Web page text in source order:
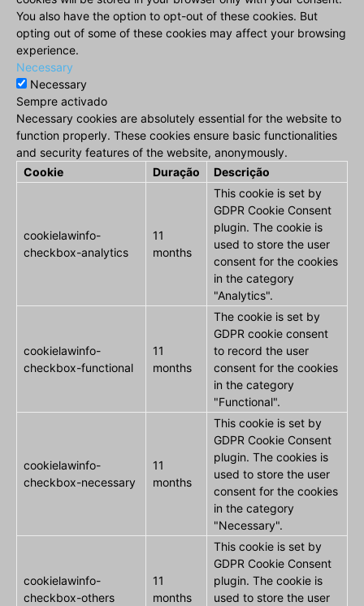
You also have the option to opt-out of these cookies. But
opting out of some of these cookies may affect your browsing
experience.
Necessary
Necessary
Sempre activado
Necessary cookies are absolutely essential for the website to
function properly. These cookies ensure basic functionalities
and security features of the website, anonymously.
Cookie
Duração Descrição
cookielawinfo-
checkbox-analytics
11
months
This cookie is set by
GDPR Cookie Consent
plugin. The cookie is
used to store the user
consent for the cookies
in the category
"Analytics".
cookielawinfo-
checkbox-functional
11
months
The cookie is set by
GDPR cookie consent
to record the user
consent for the cookies
in the category
"Functional".
cookielawinfo-
checkbox-necessary
11
months
This cookie is set by
GDPR Cookie Consent
plugin. The cookies is
used to store the user
consent for the cookies
in the category
"Necessary".
cookielawinfo-
checkbox-others
11
months
This cookie is set by
GDPR Cookie Consent
plugin. The cookie is
used to store the user